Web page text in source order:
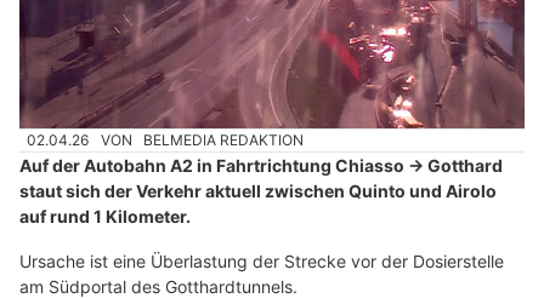
02.04.26 VON BELMEDIA REDAKTION
Auf der Autobahn A2 in Fahrtrichtung Chiasso → Gotthard
staut sich der Verkehr aktuell zwischen Quinto und Airolo
auf rund 1 Kilometer.
Ursache ist eine Überlastung der Strecke vor der Dosierstelle
am Südportal des Gotthardtunnels.